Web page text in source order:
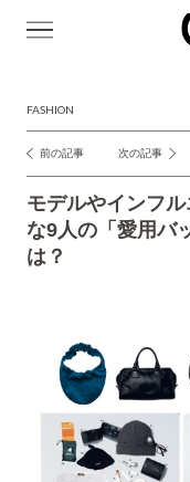
FASHION
投
稿
ナ
ビ
前の記事 次の記事
モデルやインフ
な9人の「愛用バ
は？